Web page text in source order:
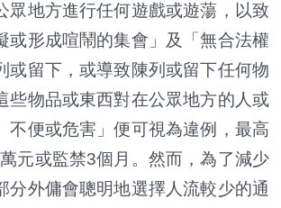
眾地方進行任何遊戲或遊蕩，以致
或形成喧鬧的集會」及「無合法權
或留下，或導致陳列或留下任何物
些物品或東西對在公眾地方的人或
不便或危害」便可視為違例，最高
元或監禁3個月。然而，為了減少
分外傭會聰明地選擇人流較少的通